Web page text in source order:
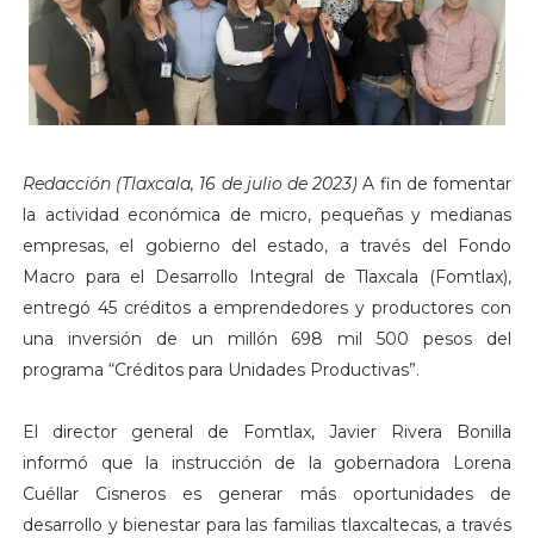
Redacción (Tlaxcala, 16 de julio de 2023)A fin de fomentar
la actividad económica de micro, pequeñas y medianas
empresas, el gobierno del estado, a través del Fondo
Macro para el Desarrollo Integral de Tlaxcala (Fomtlax),
entregó 45 créditos a emprendedores y productores con
una inversión de un millón 698 mil 500 pesos del
programa “Créditos para Unidades Productivas”.
El director general de Fomtlax, Javier Rivera Bonilla
informó que la instrucción de la gobernadora Lorena
Cuéllar Cisneros es generar más oportunidades de
desarrollo y bienestar para las familias tlaxcaltecas, a través